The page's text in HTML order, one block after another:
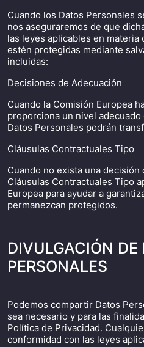
Cuando los Datos Personales
nos aseguraremos de que
las leyes aplicables en
estén protegidas mediante
incluidas:
Decisiones de Adecuación
Cuando la Comisión Europea
proporciona un nivel
Datos Personales podrán
Cláusulas Contractuales Tipo
Cuando no exista una
Cláusulas Contractuales Tipo
Europea para ayudar a
permanezcan protegidos.
DIVULGACIÓN DE
PERSONALES
Podemos compartir Datos
sea necesario y para las
Política de Privacidad.
conformidad con las leyes